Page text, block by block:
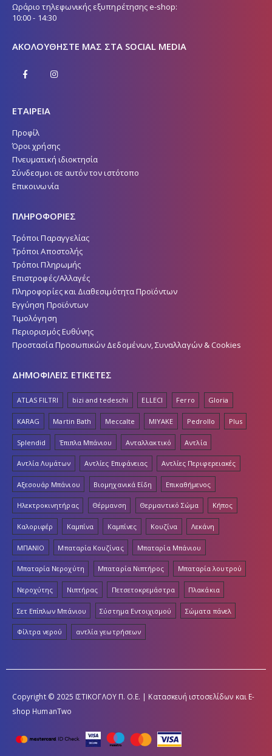
Ωράριο τηλεφωνικής εξυπηρέτησης e-shop:
10:00 - 14:30
ΑΚΟΛΟΥΘΉΣΤΕ ΜΑΣ ΣΤΑ SOCIAL MEDIA
ΕΤΑΙΡΕΙΑ
Προφίλ
Όροι χρήσης
Πνευματική ιδιοκτησία
Σύνδεσμοι σε αυτόν τον ιστότοπο
Επικοινωνία
ΠΛΗΡΟΦΟΡΙΕΣ
Τρόποι Παραγγελίας
Τρόποι Αποστολής
Τρόποι Πληρωμής
Επιστροφές/Αλλαγές
Πληροφορίες και Διαθεσιμότητα Προϊόντων
Εγγύηση Προϊόντων
Τιμολόγηση
Περιορισμός Ευθύνης
Προστασία Προσωπικών Δεδομένων, Συναλλαγών & Cookies
ΔΗΜΟΦΙΛΕΙΣ ΕΤΙΚΕΤΕΣ
ATLAS FILTRI bizi and tedeschi ELLECI Ferro Gloria
KARAG Martin Bath Meccalte MIYAKE Pedrollo Plus
Splendid Έπιπλα Μπάνιου Ανταλλακτικό Αντλία
Αντλία Λυμάτων Αντλίες Επιφάνειας Αντλίες Περιφερειακές
Αξεσουάρ Μπάνιου Βιομηχανικά Είδη Επικαθήμενος
Ηλεκτροκινητήρας Θέρμανση Θερμαντικό Σώμα Κήπος
Καλοριφέρ Καμπίνα Καμπίνες Κουζίνα Λεκάνη
ΜΠΑΝΙΟ Μπαταρία Κουζίνας Μπαταρία Μπάνιου
Μπαταρία Νεροχύτη Μπαταρία Νιπτήρος Μπαταρία λουτρού
Νεροχύτης Νιπτήρας Πετσετοκρεμάστρα Πλακάκια
Σετ Επίπλων Μπάνιου Σύστημα Εντοιχισμού Σώματα πάνελ
Φίλτρα νερού αντλία γεωτρήσεων
Copyright © 2025 ΙΣΤΙΚΟΓΛΟΥ Π. Ο.Ε. | Κατασκευή ιστοσελίδων και E-
shop HumanTwo